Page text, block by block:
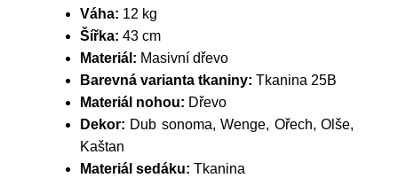
Váha: 12 kg
Šířka: 43 cm
Materiál: Masivní dřevo
Barevná varianta tkaniny: Tkanina 25B
Materiál nohou: Dřevo
Dekor: Dub sonoma, Wenge, Ořech, Olše,
Kaštan
Materiál sedáku: Tkanina